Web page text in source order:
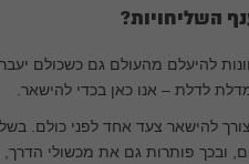
השליחויות?
להיעלם מהעולם גם כשכולם
לדלת – אנו כאן בכדי להישאר.
להישאר צעד אחד לפני כולם.
ובכך פותרות גם את מכשולי הדרך,